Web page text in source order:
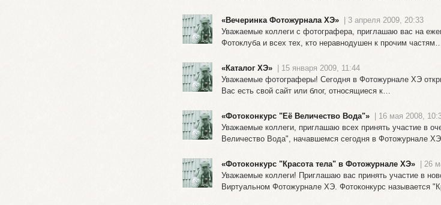
«Вечеринка Фотожурнала ХЭ»
| 3 апреля 2009, 20:33
Уважаемые коллеги с фотографера, приглашаю вас на
Фотоклуба и всех тех, кто неравнодушен к прочим
«Каталог ХЭ»
| 15 января 2009, 11:44
Уважаемые фотограферы! Сегодня в Фотожурнале ХЭ
Вас есть свой сайт или блог, относящиеся к…
«Фотоконкурс "Её Величество Вода"»
| 16 мая 2008,
Уважаемые коллеги, приглашаю всех принять участие в
Величество Вода", начавшемся сегодня в Фотожурнале
«Фотоконкурс "Красота тела" в Фотожурнале ХЭ»
| 26
Уважаемые коллеги! Приглашаю вас принять участие в
Виртуальном Фотожурнале ХЭ. Фотоконкурс называется